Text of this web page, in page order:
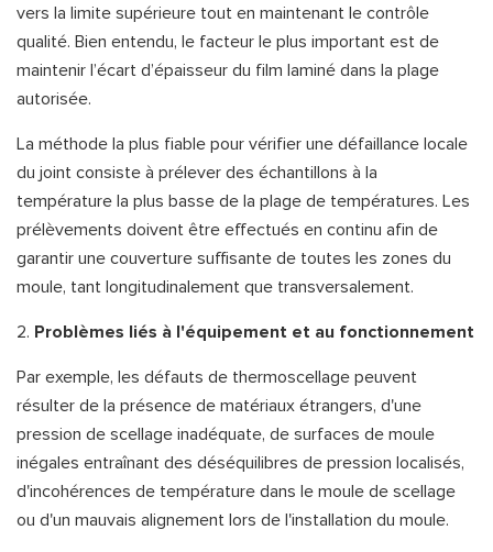
vers la limite supérieure tout en maintenant le contrôle
qualité. Bien entendu, le facteur le plus important est de
maintenir l’écart d’épaisseur du film laminé dans la plage
autorisée.
La méthode la plus fiable pour vérifier une défaillance locale
du joint consiste à prélever des échantillons à la
température la plus basse de la plage de températures. Les
prélèvements doivent être effectués en continu afin de
garantir une couverture suffisante de toutes les zones du
moule, tant longitudinalement que transversalement.
2. Problèmes liés à l'équipement et au fonctionnement
Par exemple, les défauts de thermoscellage peuvent
résulter de la présence de matériaux étrangers, d'une
pression de scellage inadéquate, de surfaces de moule
inégales entraînant des déséquilibres de pression localisés,
d'incohérences de température dans le moule de scellage
ou d'un mauvais alignement lors de l'installation du moule.